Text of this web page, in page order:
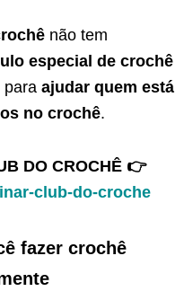
não tem
especial de crochê
para ajudar quem está
no crochê.
DO CROCHÊ 👉
club-do-croche
fazer crochê